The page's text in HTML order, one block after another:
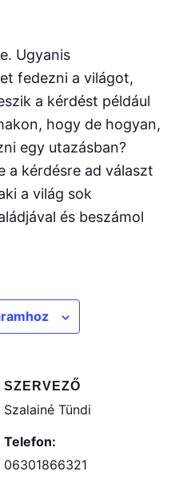
Ugyanis
fedezni a világot,
a kérdést például
hogy de hogyan,
egy utazásban?
a kérdésre ad választ
a világ sok
és beszámol
SZERVEZŐ
Szalainé Tündi
Telefon:
06301866321